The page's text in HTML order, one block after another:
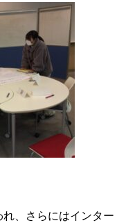
、さらにはインター